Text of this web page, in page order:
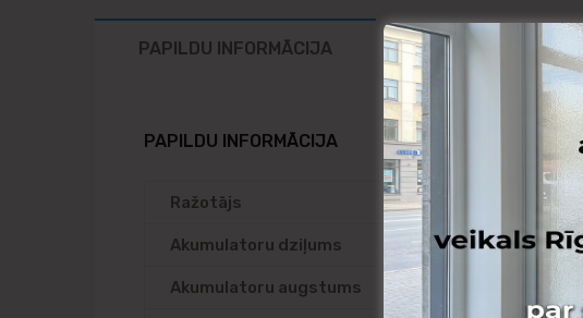
PAPILDU INFORMĀCIJA
PAPILDU INFORMĀCIJA
Ražotājs intAct
Akumulatoru dziļums 61
Akumulatoru augstums 131